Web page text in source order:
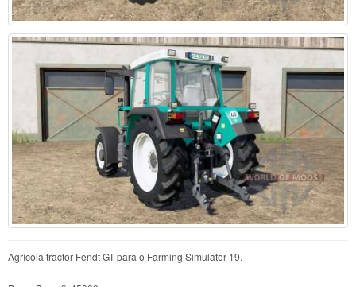
Agrícola tractor Fendt GT para o Farming Simulator 19.